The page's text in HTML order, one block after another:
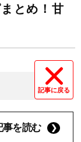
とめ！甘
記事に戻る
事を読む